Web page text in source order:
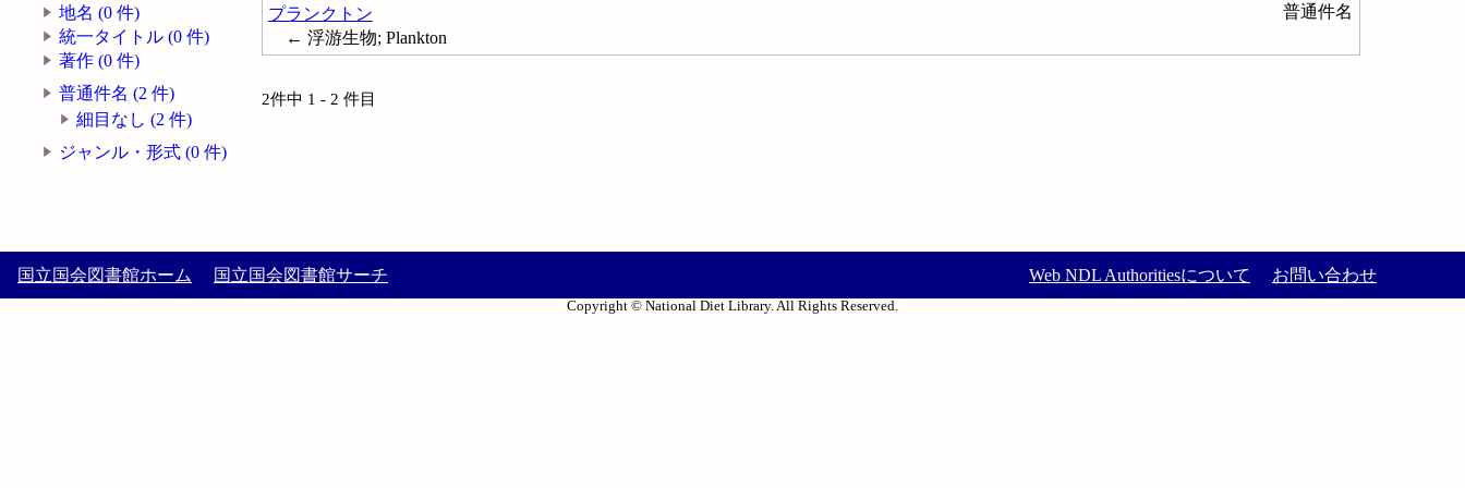
地名 (0 件)
統一タイトル (0 件)
著作 (0 件)
普通件名 (2 件)
細目なし (2 件)
ジャンル・形式 (0 件)
プランクトン
普通件名
← 浮游生物; Plankton
2件中 1 - 2 件目
国立国会図書館ホーム 国立国会図書館サーチ Web NDL Authoritiesについて お問い合わせ
Copyright © National Diet Library. All Rights Reserved.